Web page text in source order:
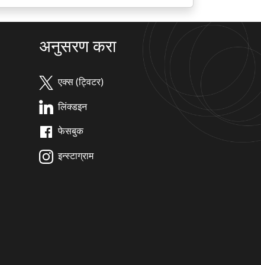
अनुसरण करा
एक्स (ट्विटर)
लिंक्डइन
फेसबुक
इन्स्टाग्राम